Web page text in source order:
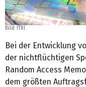
Bild: ITRI
Bei der Entwicklung
der nichtflüchtigen
Random Access
dem größten